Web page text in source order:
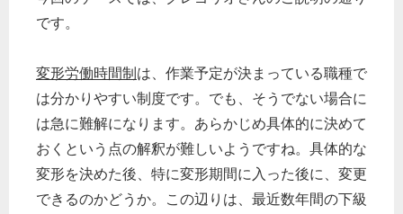
です。
変形労働時間制は、作業予定が決まっている職種で
は分かりやすい制度です。でも、そうでない場合に
は急に難解になります。あらかじめ具体的に決めて
おくという点の解釈が難しいようですね。具体的な
変形を決めた後、特に変形期間に入った後に、変更
できるのかどうか。この辺りは、最近数年間の下級